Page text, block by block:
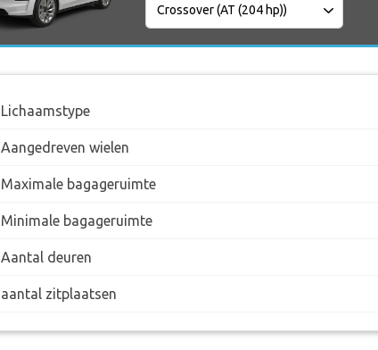
Lichaamstype
Aangedreven wielen
Maximale bagageruimte
Minimale bagageruimte
Aantal deuren
aantal zitplaatsen